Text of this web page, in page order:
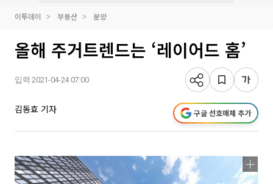
이투데이 부동산 분양
올해 주거트렌드는 ‘레이어드 홈’
입력 2021-04-24 07:00
김동효 기자 구글 선호매체 추가